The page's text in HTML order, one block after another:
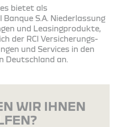
bietet als
S.A. Niederlassung
und Leasingprodukte,
der RCI Versicherungs-
und Services in den
Deutschland an.
WIR IHNEN